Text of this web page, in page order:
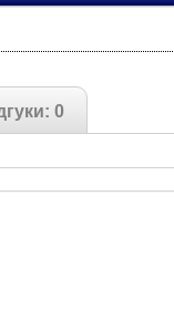
0